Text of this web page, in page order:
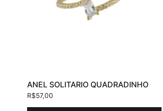
ANEL SOLITARIO QUADRADINHO
R$57,00